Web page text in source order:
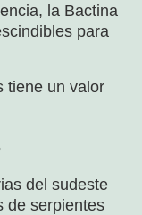
la Bactina
para
tiene un valor
del sudeste
de serpientes